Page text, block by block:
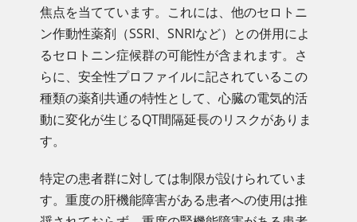
焦点を当てています。これには、他のセロトニ
ン作動性薬剤（SSRI、SNRIなど）との併用によ
るセロトニン症候群の可能性が含まれます。さ
らに、安全性プロファイルに記されているこの
種類の薬剤共通の特性として、心臓の電気的活
動に変化が生じるQT間隔延長のリスクがありま
す。
特定の患者群に対しては制限が設けられていま
す。重度の肝機能障害がある患者への使用は推